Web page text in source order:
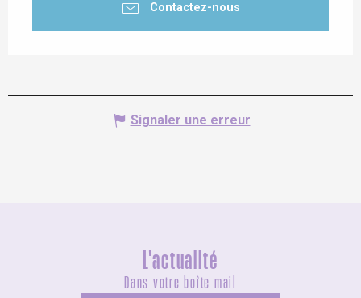
Contactez-nous
Signaler une erreur
L'actualité
Dans votre boîte mail